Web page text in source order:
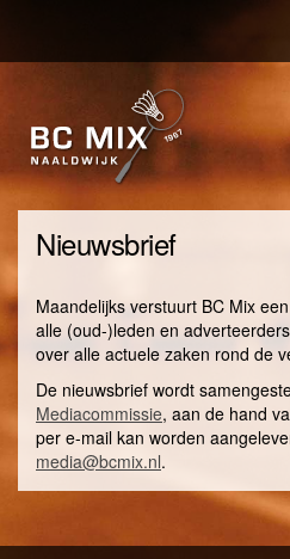
naar
gaan
Nieuwsbrief
Maandelijks verstuurt BC Mix
alle (oud-)leden en
over alle actuele zaken rond de
De nieuwsbrief wordt
Mediacommissie, aan de hand
per e-mail kan worden
media@bcmix.nl.